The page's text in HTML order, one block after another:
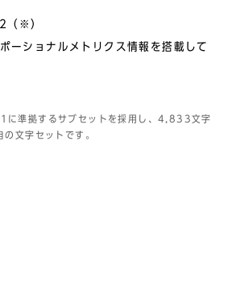
（※）
ーショナルメトリクス情報を搭載して
準拠するサブセットを採用し、4,833文字
文字セットです。